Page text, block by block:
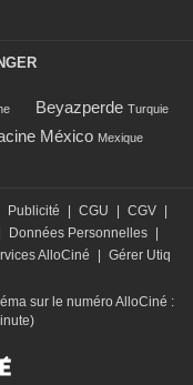
Beyazperde Turquie
México Mexique
Publicité CGU CGV
Données Personnelles
AlloCiné
Gérer Utiq
sur le numéro AlloCiné :